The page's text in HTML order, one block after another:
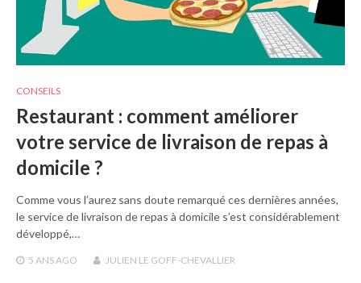
CONSEILS
Restaurant : comment améliorer
votre service de livraison de repas à
domicile ?
Comme vous l’aurez sans doute remarqué ces dernières années,
le service de livraison de repas à domicile s’est considérablement
développé,…
5 ANS AGO JULIEN LE GOFF-CHEVALLIER